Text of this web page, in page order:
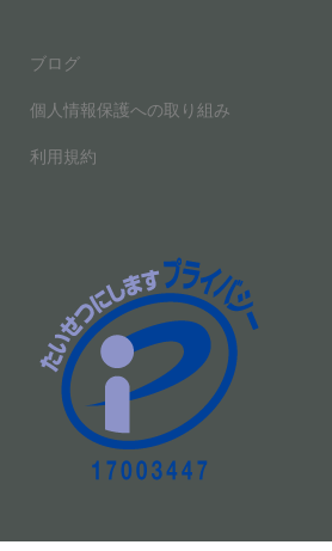
k
ブログ
個人情報保護への取り組み
利用規約